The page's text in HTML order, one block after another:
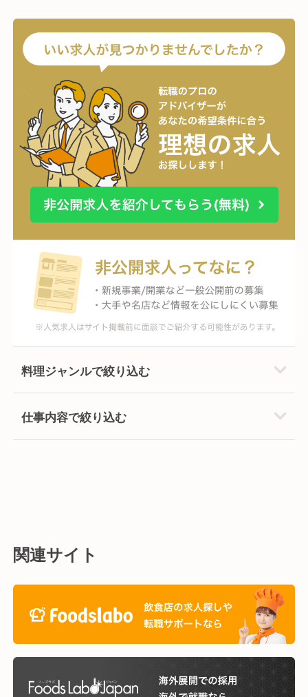
料理ジャンルで絞り込む
仕事内容で絞り込む
関連サイト